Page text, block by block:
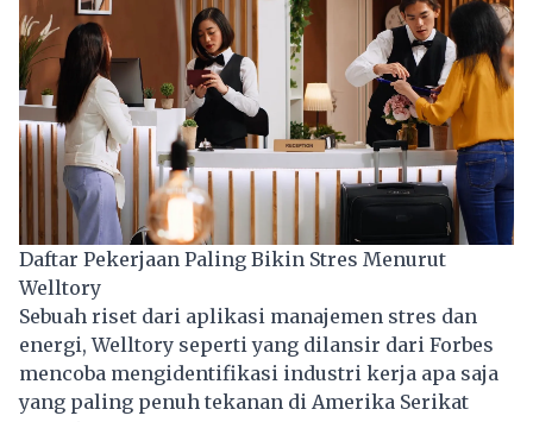
Daftar Pekerjaan Paling Bikin Stres Menurut
Welltory
Sebuah riset dari aplikasi manajemen stres dan
energi, Welltory seperti yang dilansir dari Forbes
mencoba mengidentifikasi industri kerja apa saja
yang paling penuh tekanan di Amerika Serikat